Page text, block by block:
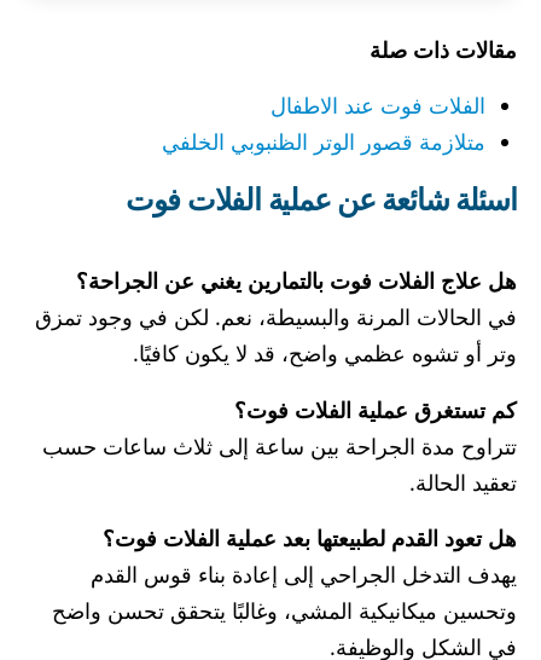
مقالات ذات صلة
الفلات فوت عند الاطفال
متلازمة قصور الوتر الظنبوبي الخلفي
اسئلة شائعة عن عملية الفلات فوت
هل علاج الفلات فوت بالتمارين يغني عن الجراحة؟
في الحالات المرنة والبسيطة، نعم. لكن في وجود تمزق
وتر أو تشوه عظمي واضح، قد لا يكون كافيًا.
كم تستغرق عملية الفلات فوت؟
تتراوح مدة الجراحة بين ساعة إلى ثلاث ساعات حسب
تعقيد الحالة.
هل تعود القدم لطبيعتها بعد عملية الفلات فوت؟
يهدف التدخل الجراحي إلى إعادة بناء قوس القدم
وتحسين ميكانيكية المشي، وغالبًا يتحقق تحسن واضح
في الشكل والوظيفة.